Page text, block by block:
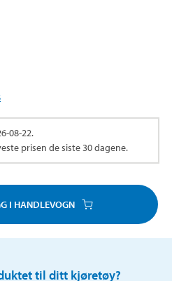
08-22.
prisen de siste 30 dagene.
I HANDLEVOGN
til ditt kjøretøy?